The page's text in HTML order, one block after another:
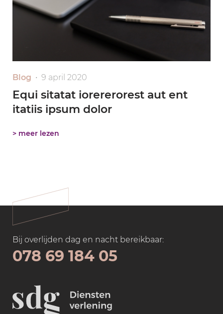
Blog • 9 april 2020
Equi sitatat iorererorest aut ent
itatiis ipsum dolor
> meer lezen
Bij overlijden dag en nacht bereikbaar:
078 69 184 05